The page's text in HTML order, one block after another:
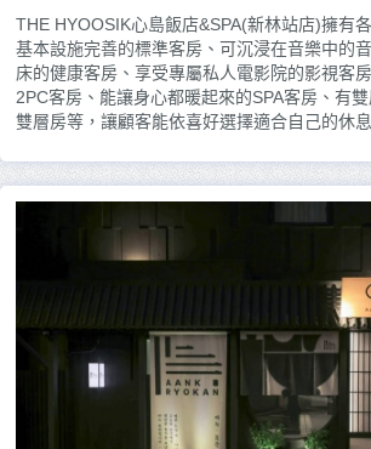
THE HYOOSIK心島飯店&SPA(新林站店)擁有
基本設施完善的標準客房、可沉浸在音樂中的
床的健康客房、享受專屬私人電影院的影視客
2PC客房、能讓身心都暖起來的SPA客房、有
雙層房等，讓顧客能依喜好選擇適合自己的休息